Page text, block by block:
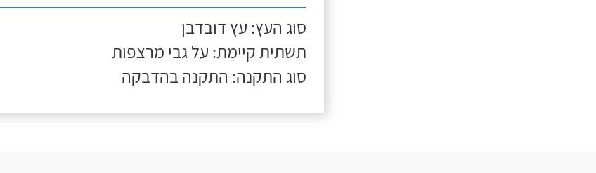
סוג העץ: עץ דובדבן
תשתית קיימת: על גבי מרצפות
סוג התקנה: התקנה בהדבקה